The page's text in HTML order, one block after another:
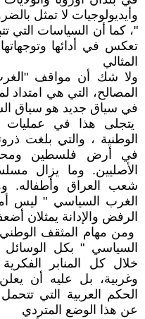
وأيديولوجيات لا تمثل
"، كما أن السياسات التي
تعكس في أدائها
المثالي
ولا شك أن مواقف
المصالح، التي هي امتداد
في سياق جديد هو سياق
يتجلى هذا في عمليات
الوطنية ، والتي بلغت
في أرض فلسطين
الأصليين. وما يزال
شعب العراق وأطفاله.
الغرب السياسي " ليس
الرفض والإدانة يمثلان
ومن مهام المثقف الوطني
السياسي " بكل الوسائل
خلال كل المنابر الفكرية
وغربية، بل عليه أن
الحكم العربية التي
عن هذا الوضع المتردي